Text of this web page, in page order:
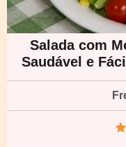
Salada com
Saudável e